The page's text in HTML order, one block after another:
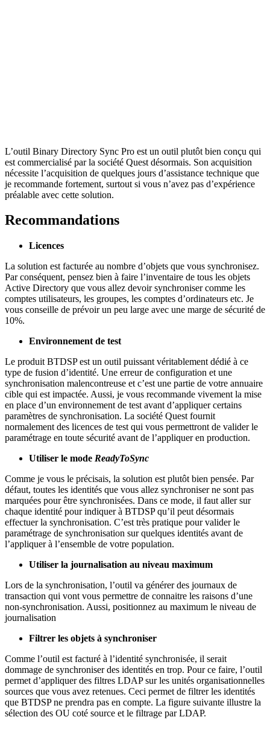
L’outil Binary Directory Sync Pro est un outil plutôt bien conçu qui
est commercialisé par la société Quest désormais. Son acquisition
nécessite l’acquisition de quelques jours d’assistance technique que
je recommande fortement, surtout si vous n’avez pas d’expérience
préalable avec cette solution.
Recommandations
Licences
La solution est facturée au nombre d’objets que vous synchronisez.
Par conséquent, pensez bien à faire l’inventaire de tous les objets
Active Directory que vous allez devoir synchroniser comme les
comptes utilisateurs, les groupes, les comptes d’ordinateurs etc. Je
vous conseille de prévoir un peu large avec une marge de sécurité de
10%.
Environnement de test
Le produit BTDSP est un outil puissant véritablement dédié à ce
type de fusion d’identité. Une erreur de configuration et une
synchronisation malencontreuse et c’est une partie de votre annuaire
cible qui est impactée. Aussi, je vous recommande vivement la mise
en place d’un environnement de test avant d’appliquer certains
paramètres de synchronisation. La société Quest fournit
normalement des licences de test qui vous permettront de valider le
paramétrage en toute sécurité avant de l’appliquer en production.
Utiliser le mode ReadyToSync
Comme je vous le précisais, la solution est plutôt bien pensée. Par
défaut, toutes les identités que vous allez synchroniser ne sont pas
marquées pour être synchronisées. Dans ce mode, il faut aller sur
chaque identité pour indiquer à BTDSP qu’il peut désormais
effectuer la synchronisation. C’est très pratique pour valider le
paramétrage de synchronisation sur quelques identités avant de
l’appliquer à l’ensemble de votre population.
Utiliser la journalisation au niveau maximum
Lors de la synchronisation, l’outil va générer des journaux de
transaction qui vont vous permettre de connaitre les raisons d’une
non-synchronisation. Aussi, positionnez au maximum le niveau de
journalisation
Filtrer les objets à synchroniser
Comme l’outil est facturé à l’identité synchronisée, il serait
dommage de synchroniser des identités en trop. Pour ce faire, l’outil
permet d’appliquer des filtres LDAP sur les unités organisationnelles
sources que vous avez retenues. Ceci permet de filtrer les identités
que BTDSP ne prendra pas en compte. La figure suivante illustre la
sélection des OU coté source et le filtrage par LDAP.